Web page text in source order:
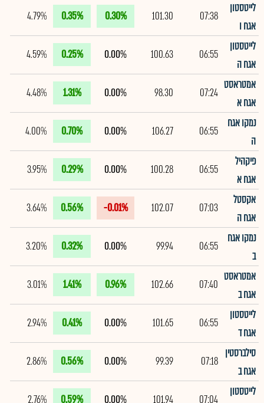
לייטסטון
אגח ו
07:38
101.30
0.30%
0.35%
4.79%
לייטסטון
אגח ה
06:55
100.63
0.00%
0.25%
4.59%
אמטראסט
אגח א
07:24
98.30
0.00%
1.31%
4.48%
נמקו אגח
ה
06:55
106.27
0.00%
0.70%
4.00%
פיקהיל
אגח א
06:55
100.28
0.00%
0.29%
3.95%
אקסטל
אגח ה
07:03
102.07
-0.01%
0.56%
3.64%
נמקו אגח
ב
06:55
99.94
0.00%
0.32%
3.20%
אמטראסט
אגח ב
07:40
102.66
0.96%
1.41%
3.01%
לייטסטון
אגח ד
06:55
101.65
0.00%
0.41%
2.94%
סילברסטין
אגח ב
07:18
99.39
0.00%
0.56%
2.86%
לייטסטון
07:04
101.94
0.00%
0.59%
2.76%